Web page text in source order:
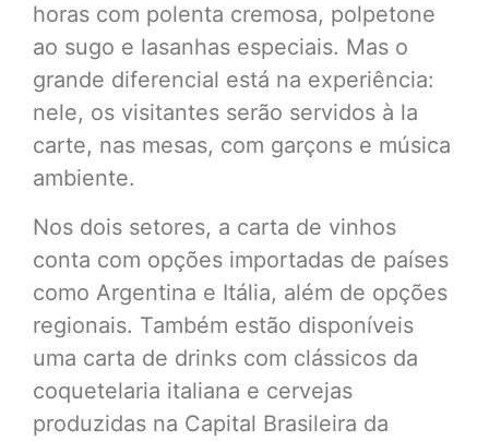
horas com polenta cremosa, polpetone
ao sugo e lasanhas especiais. Mas o
grande diferencial está na experiência:
nele, os visitantes serão servidos à la
carte, nas mesas, com garçons e música
ambiente.
Nos dois setores, a carta de vinhos
conta com opções importadas de países
como Argentina e Itália, além de opções
regionais. Também estão disponíveis
uma carta de drinks com clássicos da
coquetelaria italiana e cervejas
produzidas na Capital Brasileira da